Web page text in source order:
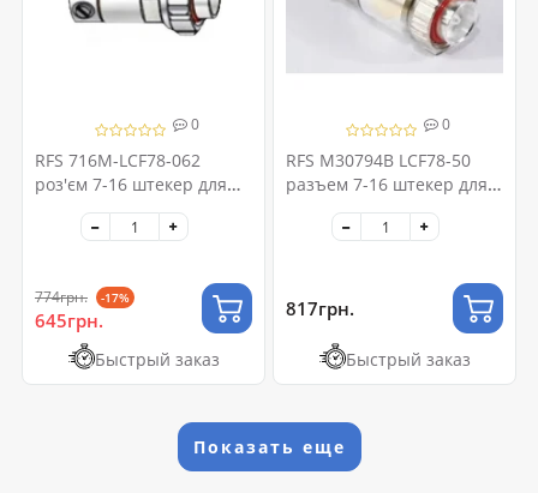
0
RFS 716M-LCF78-062
роз'єм 7-16 штекер для
фидера 7/8 "
774грн. -17%
645грн.
Быстрый заказ
0
RFS M30794B LCF78-50
разъем 7-16 штекер для
фидера 7/8
817грн.
Быстрый заказ
Показать еще